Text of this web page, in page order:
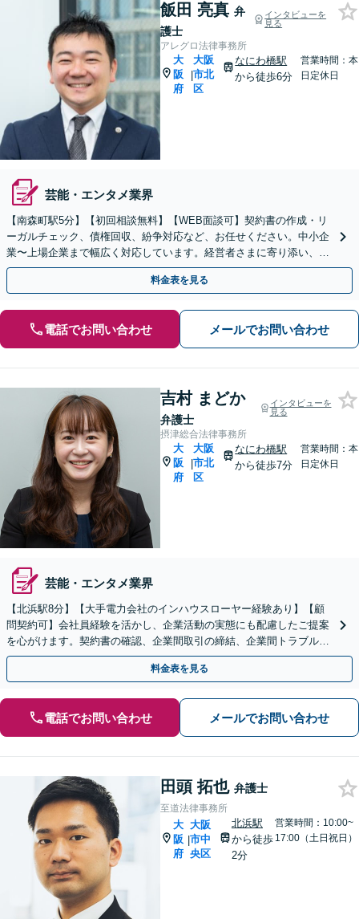
飯田 亮真 弁
護士
インタビューを
見る
アレグロ法律事務所
大
阪
府
|
大阪
市北
区
なにわ橋駅
から徒歩6分
営業時間：本
日定休日
芸能・エンタメ業界
【南森町駅5分】【初回相談無料】【WEB面談可】契約書の作成・リ
ーガルチェック、債権回収、紛争対応など、お任せください。中小企
業〜上場企業まで幅広く対応しています。経営者さまに寄り添い、背
中を後押しできるよう尽力いたします。
料金表を見る
電話でお問い合わせ メールでお問い合わせ
吉村 まどか
弁護士
インタビューを
見る
摂津総合法律事務所
大
阪
府
|
大阪
市北
区
なにわ橋駅
から徒歩7分
営業時間：本
日定休日
芸能・エンタメ業界
【北浜駅8分】【大手電力会社のインハウスローヤー経験あり】【顧
問契約可】会社員経験を活かし、企業活動の実態にも配慮したご提案
を心がけます。契約書の確認、企業間取引の締結、企業間トラブル、
不動産取引などお任せください【夜間相談可】
料金表を見る
電話でお問い合わせ メールでお問い合わせ
田頭 拓也 弁護士
至道法律事務所
大
阪
府
|
大阪
市中
央区
北浜駅
から徒歩
2分
営業時間：10:00~
17:00（土日祝日）